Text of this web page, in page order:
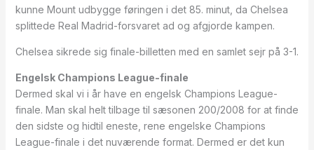
kunne Mount udbygge føringen i det 85. minut, da Chelsea
splittede Real Madrid-forsvaret ad og afgjorde kampen.
Chelsea sikrede sig finale-billetten med en samlet sejr på 3-1.
Engelsk Champions League-finale
Dermed skal vi i år have en engelsk Champions League-
finale. Man skal helt tilbage til sæsonen 200/2008 for at finde
den sidste og hidtil eneste, rene engelske Champions
League-finale i det nuværende format. Dermed er det kun